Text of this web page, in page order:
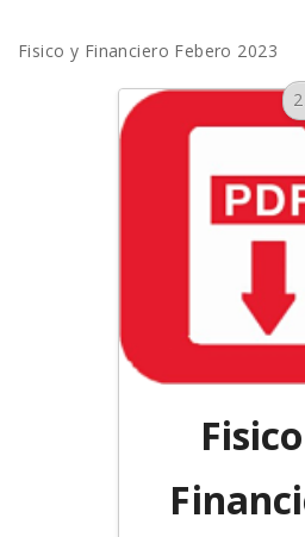
Fisico y Financiero Febero 2023